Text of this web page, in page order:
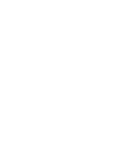
Contrato.
do
são as
de
sua utilização
dos Serviços